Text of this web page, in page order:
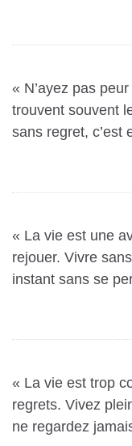
« N’ayez pas
trouvent souvent
sans regret, c’est
« La vie est une
rejouer. Vivre
instant sans se
« La vie est trop
regrets. Vivez
ne regardez